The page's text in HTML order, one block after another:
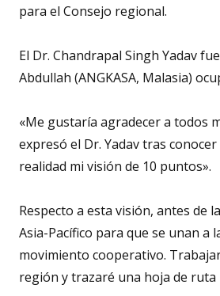
para el Consejo regional.
El Dr. Chandrapal Singh Yadav
Abdullah (ANGKASA, Malasia)
«Me gustaría agradecer a todos
expresó el Dr. Yadav tras
realidad mi visión de 10 puntos».
Respecto a esta visión, antes de
Asia-Pacífico para que se unan a
movimiento cooperativo.
región y trazaré una hoja de ruta